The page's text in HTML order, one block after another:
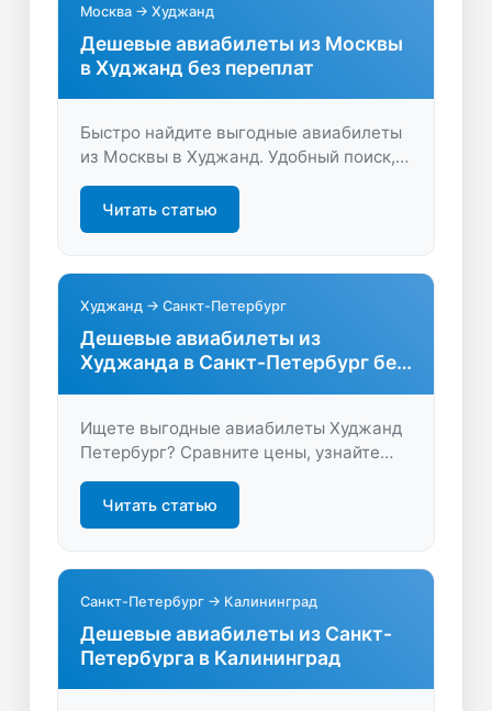
Москва → Худжанд
Дешевые авиабилеты из Москвы
в Худжанд без переплат
Быстро найдите выгодные авиабилеты
из Москвы в Худжанд. Удобный поиск,
сравнение цен, прямые и стыковочные
рейсы. Спланируйте своё путешествие
на LastBilet.ru и сэкономьте на
Читать статью
Худжанд → Санкт-Петербург
Дешевые авиабилеты из
Худжанда в Санкт-Петербург без
Ищете выгодные авиабилеты Худжанд
Петербург? Сравните цены, узнайте
маршруты. Экономьте время и деньги,
бронируйте на LastBilet.ru!
Читать статью
Санкт-Петербург → Калининград
Дешевые авиабилеты из Санкт-
Петербурга в Калининград